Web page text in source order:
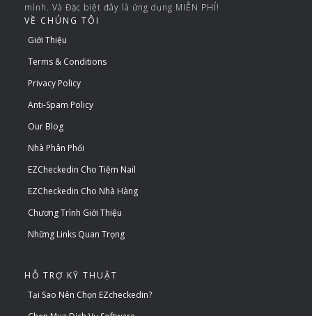
mình. Và Đặc biệt đây là ứng dụng MIỄN PHÍ!
VỀ CHÚNG TÔI
Giới Thiệu
Terms & Conditions
Privacy Policy
Anti-Spam Policy
Our Blog
Nhà Phân Phối
EZCheckedin Cho Tiệm Nail
EZCheckedin Cho Nhà Hàng
Chương Trình Giới Thiệu
Những Links Quan Trọng
HỖ TRỢ KỸ THUẬT
Tại Sao Nên Chọn EZcheckedin?